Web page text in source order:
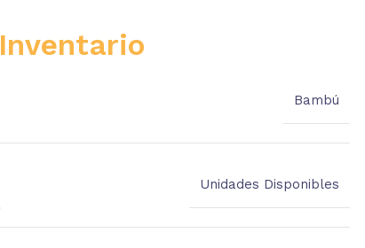
Inventario
Bambú
Unidades Disponibles